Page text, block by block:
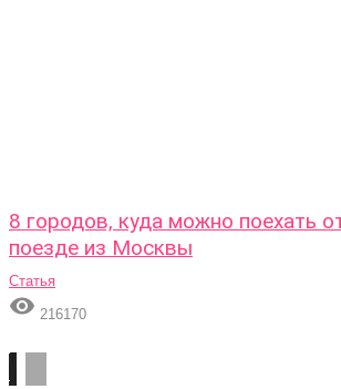
8 городов, куда можно поехать
поезде из Москвы
Статья
 216170